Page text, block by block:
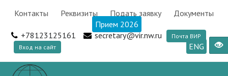
Контакты Реквизиты Подать заявку
Документы
Прием 2026
+78123125161
secretary@vir.nw.ru
Почта ВИР
Вход на сайт
ENG